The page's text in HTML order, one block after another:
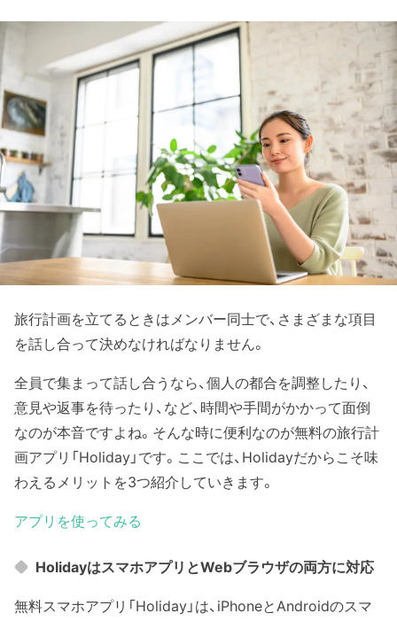
旅行計画を立てるときはメンバー同士で、さまざまな項目
を話し合って決めなければなりません。
全員で集まって話し合うなら、個人の都合を調整したり、
意見や返事を待ったり、など、時間や手間がかかって面倒
なのが本音ですよね。そんな時に便利なのが無料の旅行計
画アプリ「Holiday」です。ここでは、Holidayだからこそ味
わえるメリットを3つ紹介していきます。
アプリを使ってみる
HolidayはスマホアプリとWebブラウザの両方に対応
無料スマホアプリ「Holiday」は、iPhoneとAndroidのスマ